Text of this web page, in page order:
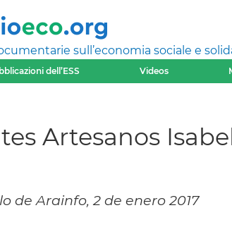
sull’economia sociale e
dell’ESS Videos
Artesanos
de Arainfo, 2 de enero 2017